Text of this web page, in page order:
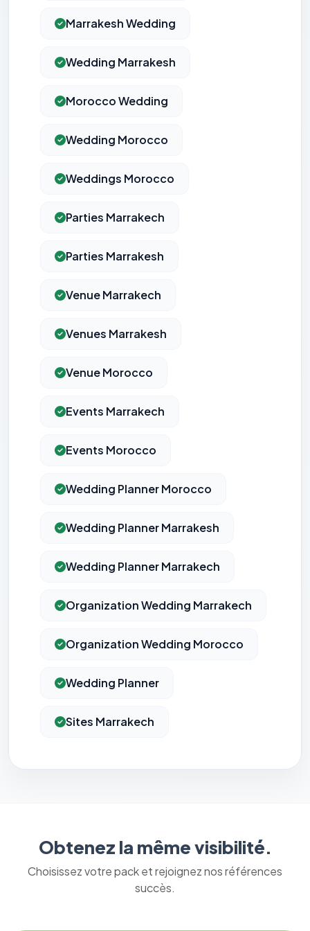
Marrakesh Wedding
Wedding Marrakesh
Morocco Wedding
Wedding Morocco
Weddings Morocco
Parties Marrakech
Parties Marrakesh
Venue Marrakech
Venues Marrakesh
Venue Morocco
Events Marrakech
Events Morocco
Wedding Planner Morocco
Wedding Planner Marrakesh
Wedding Planner Marrakech
Organization Wedding Marrakech
Organization Wedding Morocco
Wedding Planner
Sites Marrakech
Obtenez la même visibilité.
Choisissez votre pack et rejoignez nos références
succès.